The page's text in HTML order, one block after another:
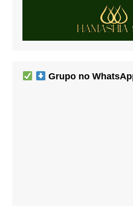
Grupo no